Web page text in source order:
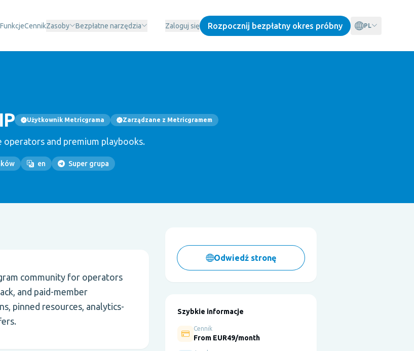
FunkcjeCennikZasoby Bezpłatne narzędzia Zaloguj się Rozpocznij bezpłatny okres próbny PL
Użytkownik Metricgrama Zarządzane z Metricgramem
and premium playbooks.
en Super grupa
community for operators
and paid-member
pinned resources, analytics-
Odwiedź stronę
Szybkie informacje
Cennik
From EUR49/month